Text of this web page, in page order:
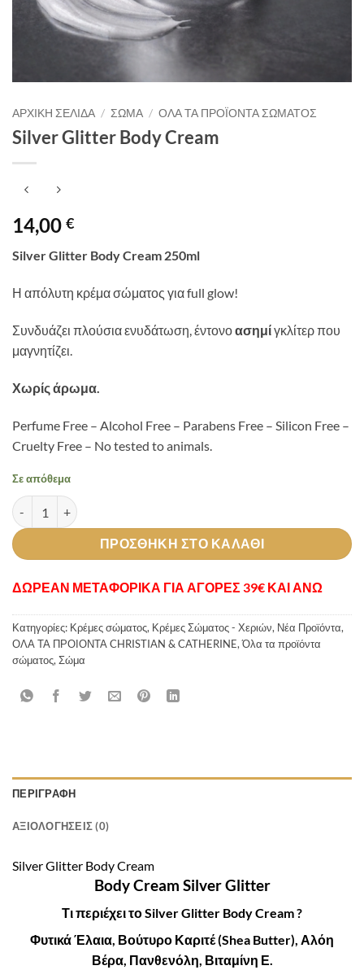
ΑΡΧΙΚΉ ΣΕΛΊΔΑ / ΣΏΜΑ / ΌΛΑ ΤΑ ΠΡΟΪΌΝΤΑ ΣΏΜΑΤΟΣ
Silver Glitter Body Cream
14,00 €
Silver Glitter Body Cream 250ml
Η απόλυτη κρέμα σώματος για full glow!
Συνδυάζει πλούσια ενυδάτωση, έντονοασημίγκλίτερ που
μαγνητίζει.
Χωρίς άρωμα.
Perfume Free – Alcohol Free – Parabens Free – Silicon Free –
Cruelty Free – No tested to animals.
Σε απόθεμα
Silver Glitter Body Cream ποσότητα
ΠΡΟΣΘΉΚΗ ΣΤΟ ΚΑΛΆΘΙ
ΔΩΡΕΑΝ ΜΕΤΑΦΟΡΙΚΑ ΓΙΑ ΑΓΟΡΕΣ 39€ ΚΑΙ ΑΝΩ
Κατηγορίες: Κρέμες σώματος, Κρέμες Σώματος - Χεριών, Νέα Προϊόντα,
ΟΛΑ ΤΑ ΠΡΟΙΟΝΤΑ CHRISTIAN & CATHERINE,Όλα τα προϊόντα
σώματος, Σώμα
ΠΕΡΙΓΡΑΦΉ
ΑΞΙΟΛΟΓΉΣΕΙΣ (0)
Silver Glitter Body Cream
Body Cream Silver Glitter
Τι περιέχει το Silver Glitter Body Cream ?
Φυτικά Έλαια, Βούτυρο Καριτέ (Shea Butter), Αλόη
Βέρα, Πανθενόλη, Βιταμίνη Ε.